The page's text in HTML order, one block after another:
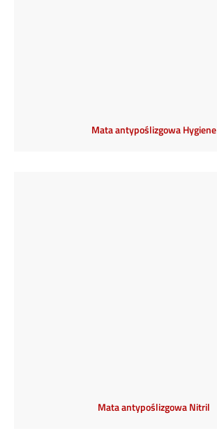
Mata antypoślizgowa Hygiene
Mata antypoślizgowa Nitril